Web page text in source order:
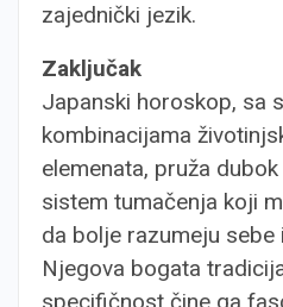
zajednički jezik.
Zaključak
Japanski horoskop, sa
kombinacijama
elemenata, pruža
sistem tumačenja koji
da bolje razumeju sebe
Njegova bogata